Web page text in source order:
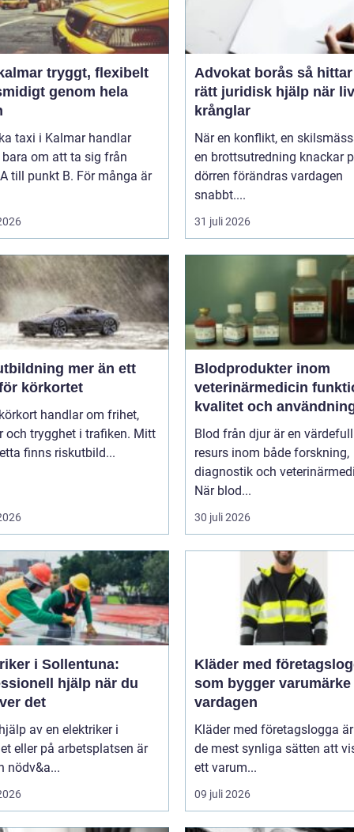
flexibelt
genom hela
taxi i Kalmar handlar
om att ta sig från
till punkt B. För många är
Advokat borås så hittar du
rätt juridisk hjälp när
krånglar
När en konflikt, en
en brottsutredning knackar
dörren förändras vardagen
snabbt....
31 juli 2026
mer än ett
körkortet
handlar om frihet,
och trygghet i trafiken. Mitt
finns riskutbild...
Blodprodukter inom
veterinärmedicin funktion,
kvalitet och
Blod från djur är en värdefull
resurs inom både forskning,
diagnostik och
När blod...
30 juli 2026
i Sollentuna:
hjälp när du
det
av en elektriker i
eller på arbetsplatsen är
nödv&a...
Kläder med
som bygger varumärke
vardagen
Kläder med företagslogga
de mest synliga sätten att
ett varum...
09 juli 2026